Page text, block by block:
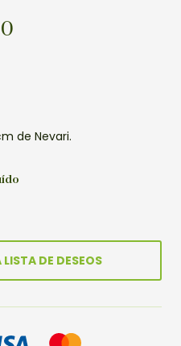
de Nevari.
DE DESEOS